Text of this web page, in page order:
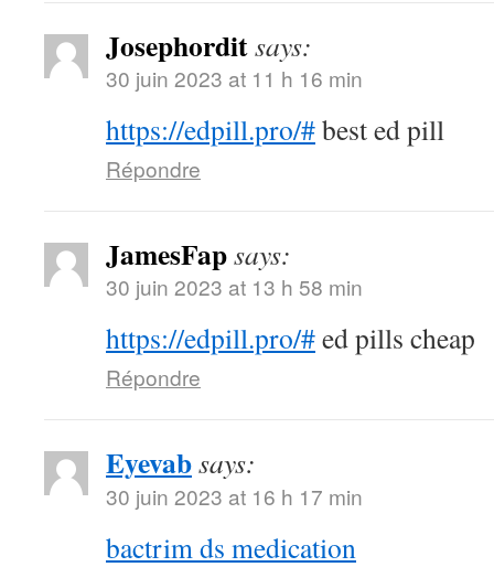
Josephorditsays:
30 juin 2023 at 11 h 16 min
https://edpill.pro/#best ed pill
Répondre
JamesFapsays:
30 juin 2023 at 13 h 58 min
https://edpill.pro/#ed pills cheap
Répondre
Eyevabsays:
30 juin 2023 at 16 h 17 min
bactrim ds medication